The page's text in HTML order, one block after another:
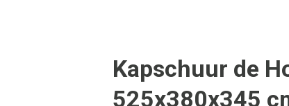
Kapschuur de
525x380x345